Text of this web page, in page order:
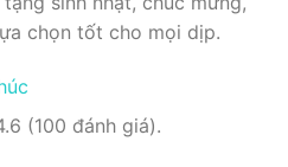
chọn tốt cho mọi dịp.
(100 đánh giá).